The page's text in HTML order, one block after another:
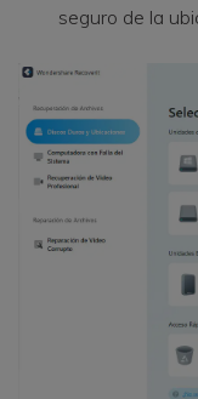
seguro de la